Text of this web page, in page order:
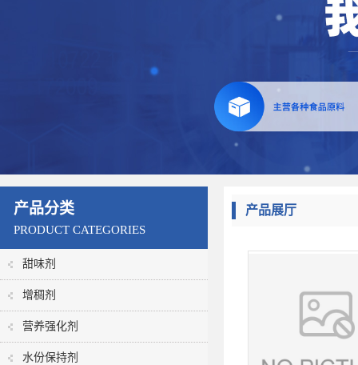
产品分类
PRODUCT CATEGORIES
甜味剂
增稠剂
营养强化剂
水份保持剂
产品展厅